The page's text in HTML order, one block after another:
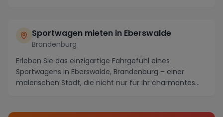
Sportwagen mieten in Eberswalde
Brandenburg
Erleben Sie das einzigartige Fahrgefühl eines
Sportwagens in Eberswalde, Brandenburg – einer
malerischen Stadt, die nicht nur für ihr charmantes